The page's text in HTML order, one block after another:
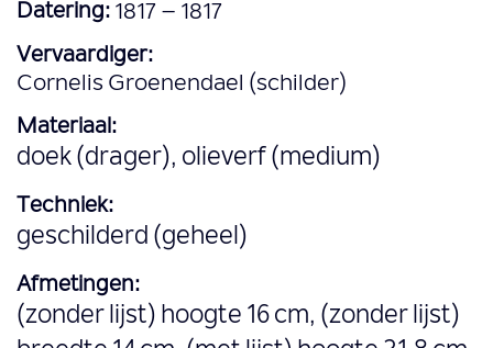
Datering: 1817 – 1817
Vervaardiger:
Cornelis Groenendael (schilder)
Materiaal:
doek (drager), olieverf (medium)
Techniek:
geschilderd (geheel)
Afmetingen:
(zonder lijst) hoogte 16 cm, (zonder lijst)